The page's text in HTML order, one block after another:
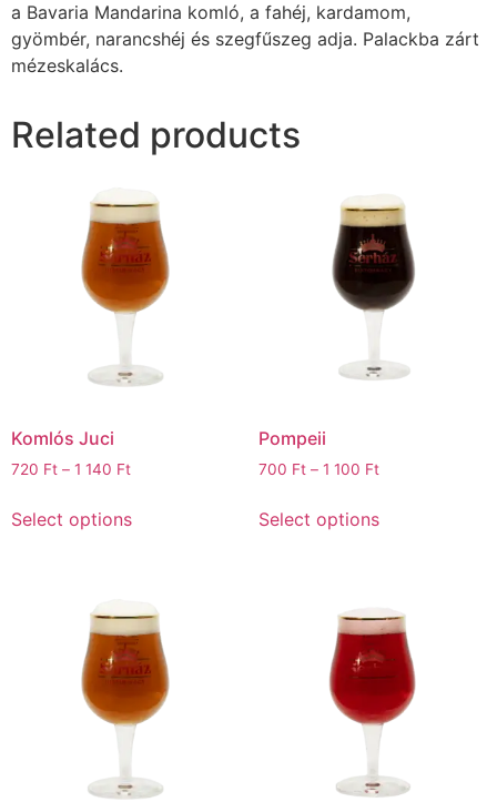
a Bavaria Mandarina komló, a fahéj, kardamom,
gyömbér, narancshéj és szegfűszeg adja. Palackba zárt
mézeskalács.
Related products
Komlós Juci
720 Ft – 1 140 Ft
Select options
Pompeii
700 Ft– 1 100 Ft
Select options